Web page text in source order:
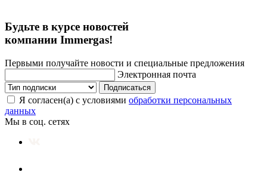
Будьте в курсе новостей
компании Immergas!
Первыми получайте новости и специальные предложения
Электронная почта
Подписаться
Я согласен(а) с условиями обработки персональных
данных
Мы в соц. сетях